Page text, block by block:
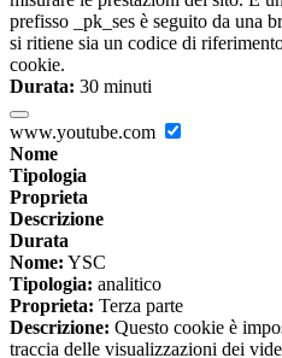
prefisso _pk_ses è seguito da una
si ritiene sia un codice di
cookie.
Durata: 30 minuti
www.youtube.com
Nome
Tipologia
Proprieta
Descrizione
Durata
Nome: YSC
Tipologia: analitico
Proprieta: Terza parte
Descrizione: Questo cookie è
traccia delle visualizzazioni dei